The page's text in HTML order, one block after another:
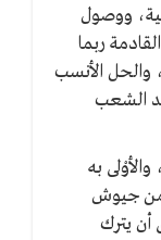
ووصول
ربما
الأنسب
يد الشعب
به
من جيوش
أن يترك